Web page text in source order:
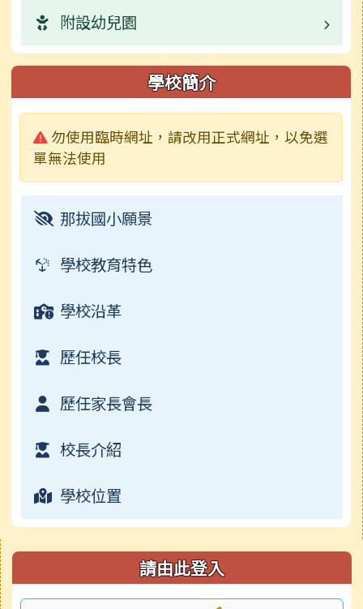
榮譽榜
行事曆
檔案下載
成果及粉絲頁
電子書
活動相簿
榮譽榜
行事曆
校園影音
常用連結
活動相簿
榮譽榜
行事曆
校園公告
常用連結
榮譽榜
業務職掌
校園公告
活動相簿
校園影音
附設幼兒園
校園公告
業務職掌
活動相簿
學校簡介
警告:
勿使用臨時網址，請改用正式網址，以免選
單無法使用
那拔國小願景
學校教育特色
學校沿革
歷任校長
歷任家長會長
校長介紹
學校位置
右邊區域內容 請由此登入